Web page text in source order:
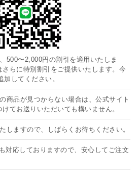
500〜2,000円の割引を適用いたしま
らに特別割引をご提供いたします。今
してください。
商品が見つからない場合は、公式サイト
てお送りいただいても構いません。
しますので、しばらくお待ちください。
対応しておりますので、安心してご注文